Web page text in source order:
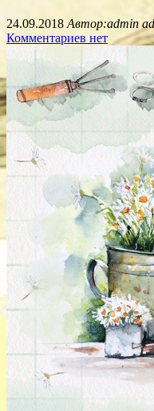
24.09.2018 Автор:admin
Комментариев нет